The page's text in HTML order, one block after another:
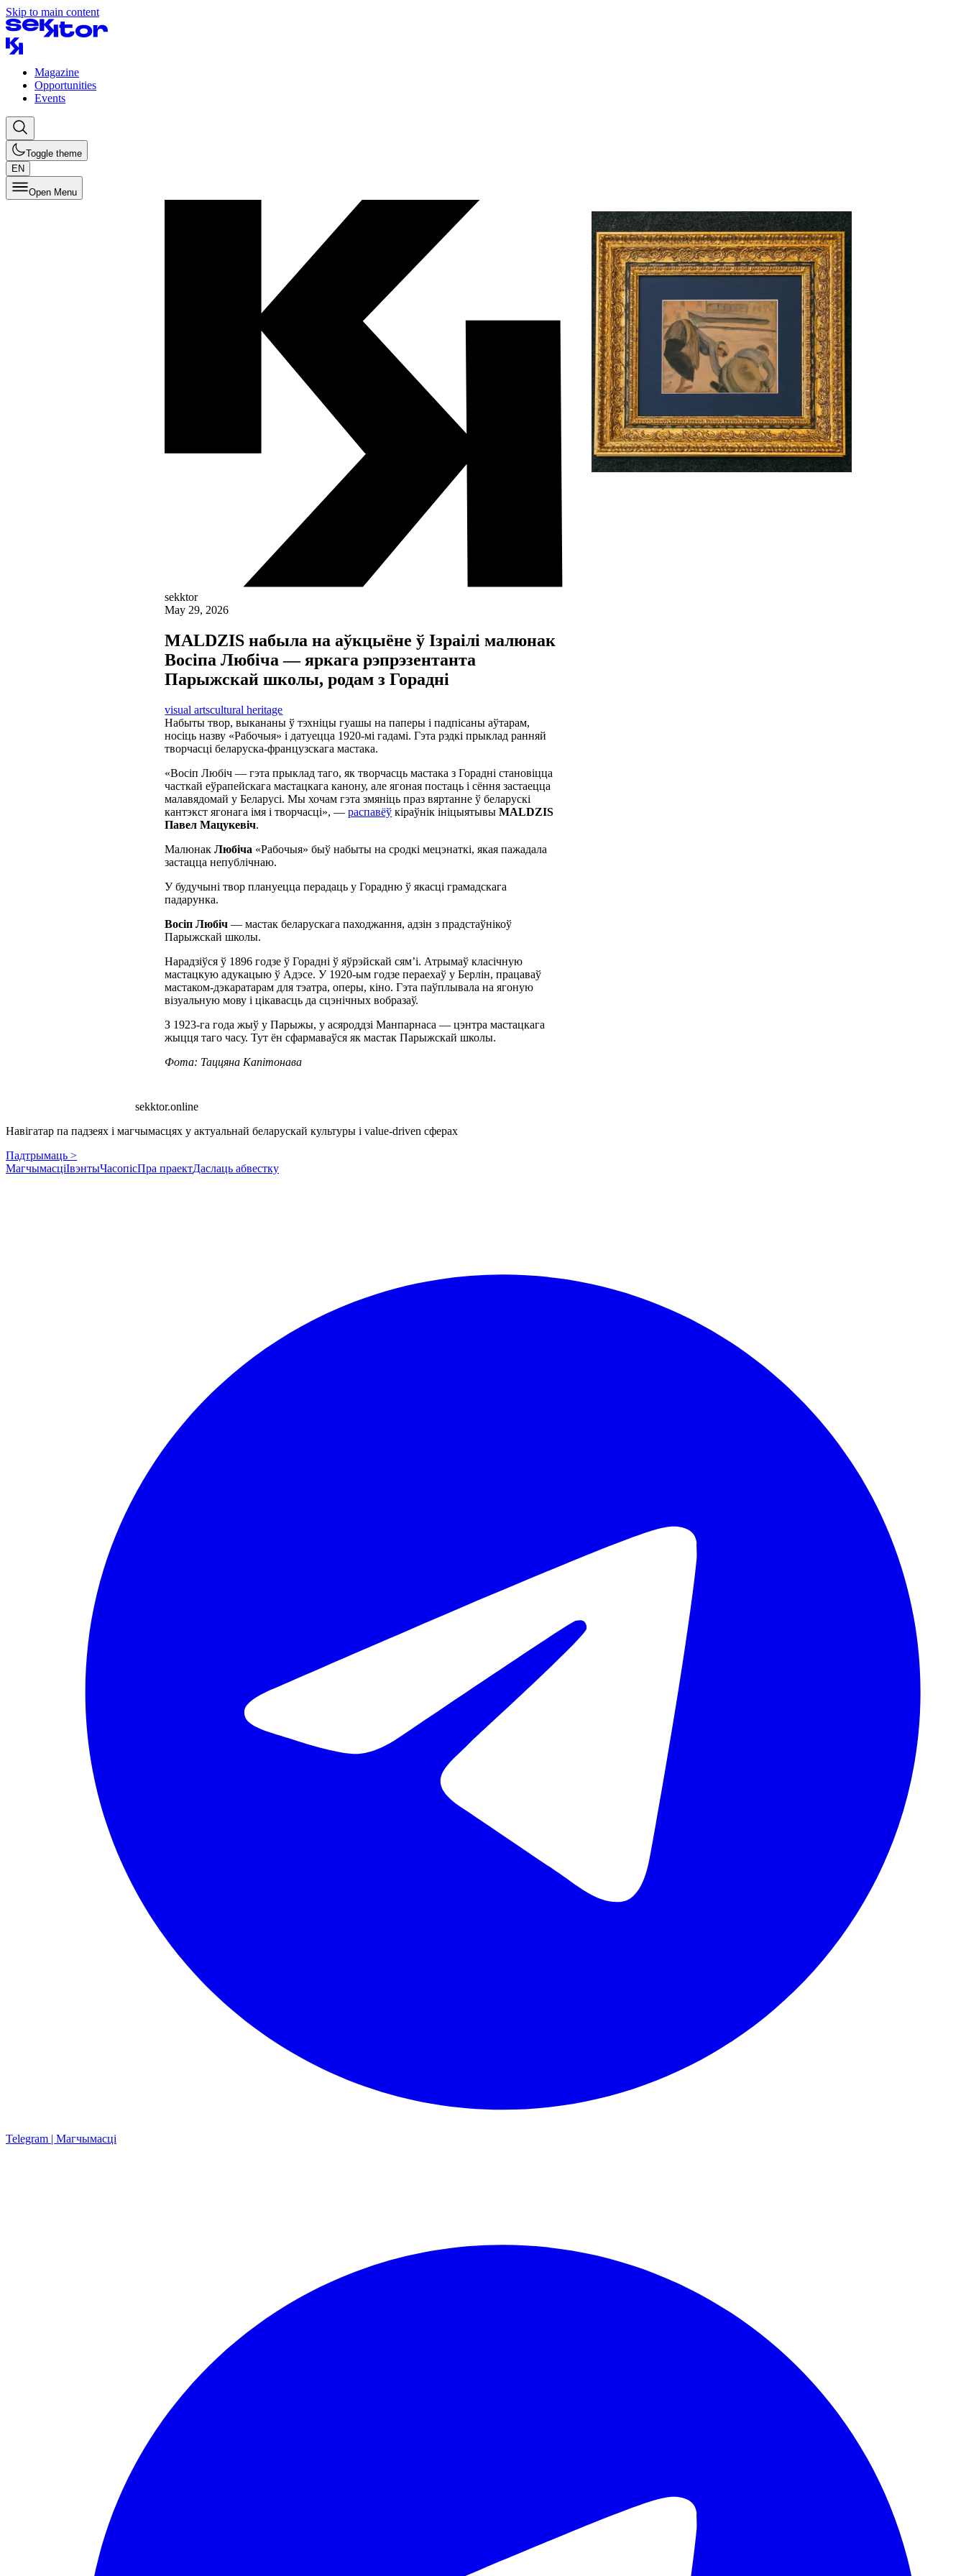
Skip to main content
Magazine
Opportunities
Events
Toggle theme
EN
Open Menu
sekktor
May 29, 2026
MALDZIS набыла на аўкцыёне ў Ізраілі малюнак
Восіпа Любіча — яркага рэпрэзентанта
Парыжскай школы, родам з Горадні
visual artscultural heritage
Набыты твор, выкананы ў тэхніцы гуашы на паперы і падпісаны аўтарам,
носіць назву «Рабочыя» і датуецца 1920-мі гадамі. Гэта рэдкі прыклад ранняй
творчасці беларуска-французскага мастака.
«Восіп Любіч — гэта прыклад таго, як творчасць мастака з Горадні становіцца
часткай еўрапейскага мастацкага канону, але ягоная постаць і сёння застаецца
малавядомай у Беларусі. Мы хочам гэта змяніць праз вяртанне ў беларускі
кантэкст ягонага імя і творчасці», —распавёў кіраўнік ініцыятывыMALDZIS
Павел Мацукевіч.
МалюнакЛюбіча «Рабочыя» быў набыты на сродкі мецэнаткі, якая пажадала
застацца непублічнаю.
У будучыні твор плануецца перадаць у Горадню ў якасці грамадскага
падарунка.
Восіп Любіч — мастак беларускага паходжання, адзін з прадстаўнікоў
Парыжскай школы.
Нарадзіўся ў 1896 годзе ў Горадні ў яўрэйскай сям’і. Атрымаў класічную
мастацкую адукацыю ў Адэсе. У 1920-ым годзе пераехаў у Берлін, працаваў
мастаком-дэкаратарам для тэатра, оперы, кіно. Гэта паўплывала на ягоную
візуальную мову і цікавасць да сцэнічных вобразаў.
З 1923-га года жыў у Парыжы, у асяроддзі Манпарнаса — цэнтра мастацкага
жыцця таго часу. Тут ён сфармаваўся як мастак Парыжскай школы.
Фота: Таццяна Капітонава
sekktor.online
Навігатар па падзеях і магчымасцях у актуальнай беларускай культуры і value-driven сферах
Падтрымаць >
МагчымасціІвэнтыЧасопісПра праектДаслаць абвестку
Telegram | Магчымасці